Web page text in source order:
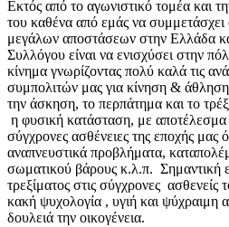
Εκτός από το αγωνιστικό τομέα και
του καθένα από εμάς να
μεγάλων αποστάσεων στην Ελλάδα
Συλλόγου είναι να ενισχύσει στην
κίνημα γνωρίζοντας πολύ καλά τις
συμπολιτών μας για κίνηση &
την άσκηση, το περπάτημα και το
η φυσική κατάσταση, με αποτέλεσμα
σύγχρονες ασθένειες της εποχής μας
αναπνευστικά προβλήματα,
σωματικού βάρους κ.λ.π. Σημαντική
τρεξίματος στις σύγχρονες
κακή ψυχολογία , υγιή και ψύχραιμη
δουλειά την οικογένεια.